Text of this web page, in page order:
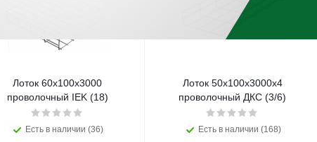
Лоток 60х100х3000
проволочный IEK (18)
Есть в наличии (36)
Лоток 50х100х3000х4
проволочный ДКС (3/6)
Есть в наличии (168)